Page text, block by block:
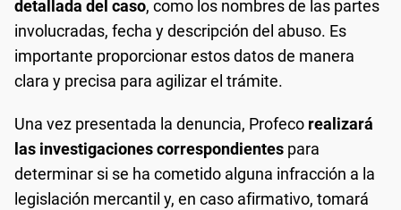
detallada del caso, como los nombres de las partes
involucradas, fecha y descripción del abuso. Es
importante proporcionar estos datos de manera
clara y precisa para agilizar el trámite.
Una vez presentada la denuncia, Profeco realizará
las investigaciones correspondientes para
determinar si se ha cometido alguna infracción a la
legislación mercantil y, en caso afirmativo, tomará